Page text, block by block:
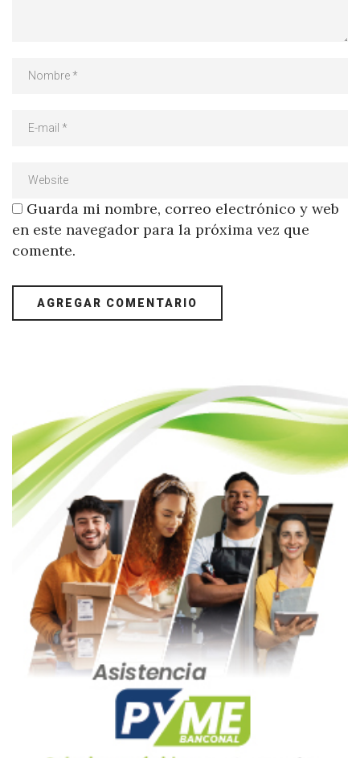
Guarda mi nombre, correo electrónico y web
en este navegador para la próxima vez que
comente.